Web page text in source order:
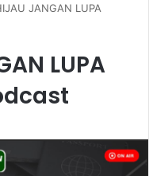
JANGAN LUPA
LUPA